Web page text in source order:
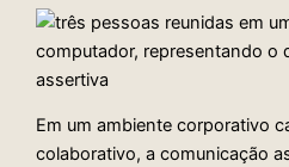
Em um ambiente corporativo
colaborativo, a comunicação